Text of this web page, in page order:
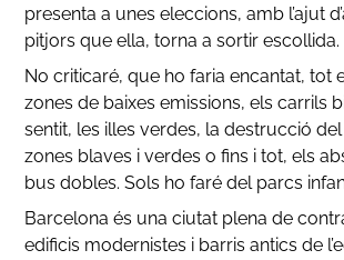
presenta a unes eleccions, amb l’ajut
pitjors que ella, torna a sortir escollida.
No criticaré, que ho faria encantat, tot
zones de baixes emissions, els carrils
sentit, les illes verdes, la destrucció
zones blaves i verdes o fins i tot, els
bus dobles. Sols ho faré del parcs
Barcelona és una ciutat plena de
edificis modernistes i barris antics de